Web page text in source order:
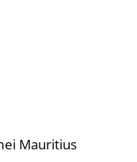
Mauritius